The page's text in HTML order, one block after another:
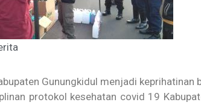
Gunungkidul menjadi keprihatinan
protokol kesehatan covid 19